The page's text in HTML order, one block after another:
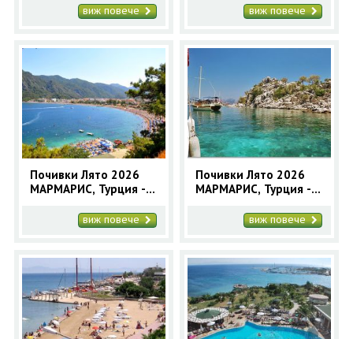
виж повече
програмавиж повече
Почивки Лято 2026
МАРМАРИС, Турция - 7
програмавиж повече
Почивки Лято 2026
МАРМАРИС, Турция - 9
програмавиж повече